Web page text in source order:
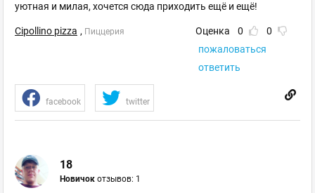
уютная и милая, хочется сюда приходить ещё и ещё!
Cipollino pizza , Пиццерия Оценка 0
0
пожаловаться
ответить
facebook twitter
18
Новичок отзывов: 1